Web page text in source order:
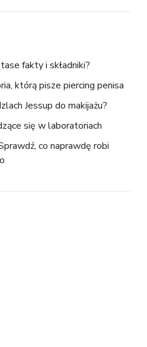
fakty i składniki?
którą pisze piercing penisa
Jessup do makijażu?
się w laboratoriach
co naprawdę robi